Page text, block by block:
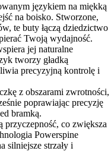
językiem na miękką
na boisko. Stworzone,
te buty łączą dziedzictwo
Twoją wydajność.
jej naturalne
tworzy gładką
precyzyjną kontrolę i
z obszarami zwrotności,
poprawiając precyzję
bramką.
przyczepność, co zwiększa
Powerspine
silniejsze strzały i